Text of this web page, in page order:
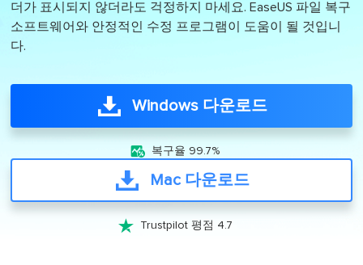
더가 표시되지 않더라도 걱정하지 마세요. EaseUS 파일 복구
소프트웨어와 안정적인 수정 프로그램이 도움이 될 것입니
다.
Windows 다운로드
 복구율 99.7%
Mac 다운로드
 Trustpilot 평점 4.7